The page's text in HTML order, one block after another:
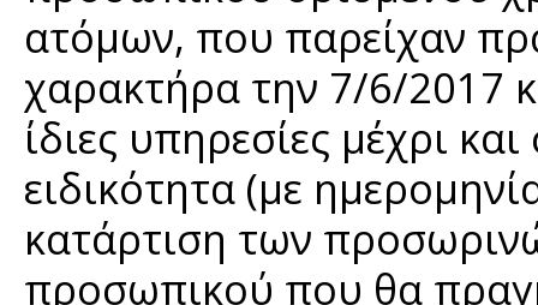
ατόμων, που παρείχαν
χαρακτήρα την 7/6/2017
ίδιες υπηρεσίες μέχρι
ειδικότητα (με
κατάρτιση των
προσωπικού που θα